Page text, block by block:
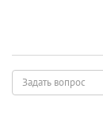
Задать
вопрос